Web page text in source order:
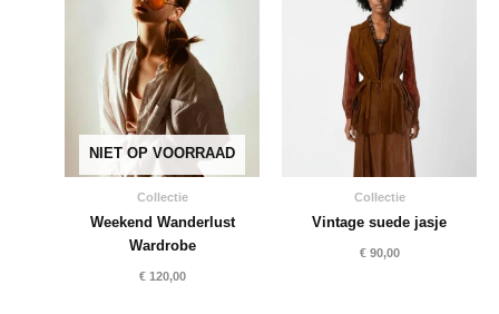
NIET OP VOORRAAD
Collectie
Weekend Wanderlust
Wardrobe
€120,00
Collectie
Vintage suede jasje
€90,00